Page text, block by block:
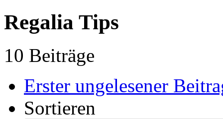
Regalia Tips
10 Beiträge
Erster ungelesener
Sortieren